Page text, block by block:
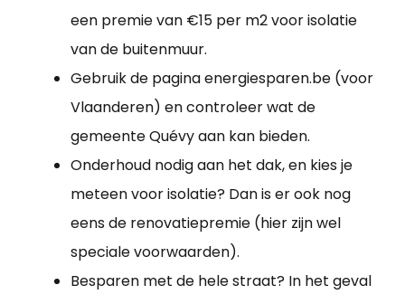
een premie van €15 per m2 voor isolatie
van de buitenmuur.
Gebruik de pagina energiesparen.be (voor
Vlaanderen) en controleer wat de
gemeente Quévy aan kan bieden.
Onderhoud nodig aan het dak, en kies je
meteen voor isolatie? Dan is er ook nog
eens de renovatiepremie (hier zijn wel
speciale voorwaarden).
Besparen met de hele straat? In het geval